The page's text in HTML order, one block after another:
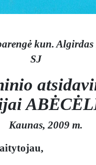
kun.
SJ
Kaunas, 2009 m.